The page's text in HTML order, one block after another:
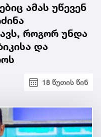
ამას უწევენ
როგორ უნდა
და
18 წუთის წინ